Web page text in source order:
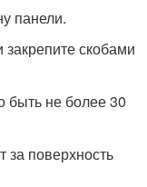
панели.
скобами
быть не более 30
за поверхность